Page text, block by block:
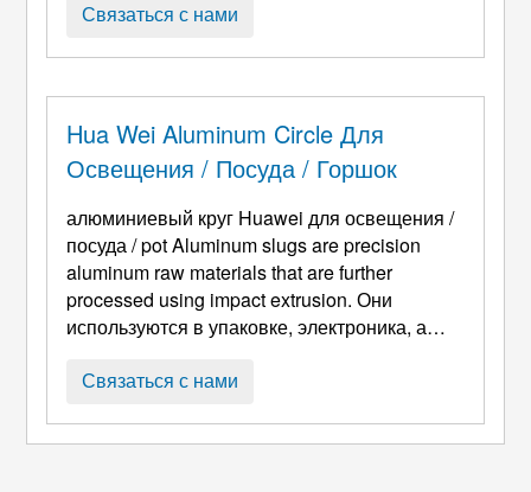
первым краеугольным камнем,
основой для сковород с антипригарным
покрытием., внутренние горшки для
рисоварки, и различные виды посуды, стал
...
Связаться с нами
Hua Wei Aluminum Circle Для
Освещения / Посуда / Горшок
алюминиевый круг Huawei для освещения /
посуда /pot Aluminum slugs are precision
aluminum raw materials that are further
processed using impact extrusion. Они
используются в упаковке, электроника, а
Среди других предметов, Они
Связаться с нами